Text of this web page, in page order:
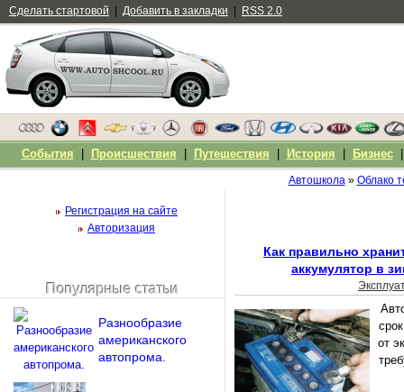
Автошкола» Облако
Как правильно
аккумулятор в
от
Регистрация на сайте
Авторизация
Напомнить пароль?
Популярные статьи
Разнообразие
американского
автопрома.
Сделать стартовой Добавить в закладки RSS 2.0
События Происшествия Путешествия История Бизнес